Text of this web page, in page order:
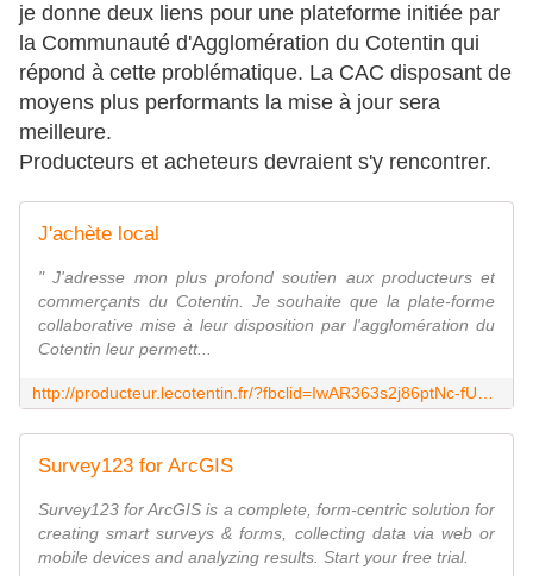
je donne deux liens pour une plateforme initiée par
la Communauté d'Agglomération du Cotentin qui
répond à cette problématique. La CAC disposant de
moyens plus performants la mise à jour sera
meilleure.
Producteurs et acheteurs devraient s'y rencontrer.
J'achète local
" J'adresse mon plus profond soutien aux producteurs et
commerçants du Cotentin. Je souhaite que la plate-forme
collaborative mise à leur disposition par l'agglomération du
Cotentin leur permett...
Survey123 for ArcGIS
Survey123 for ArcGIS is a complete, form-centric solution for
creating smart surveys & forms, collecting data via web or
mobile devices and analyzing results. Start your free trial.